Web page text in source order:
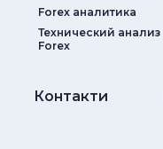
Forex аналитика
Технический анализ
Forex
Контакти